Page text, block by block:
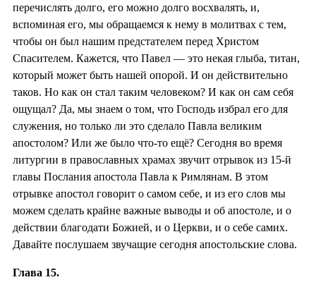
перечислять долго, его можно долго восхвалять, и,
вспоминая его, мы обращаемся к нему в молитвах с тем,
чтобы он был нашим предстателем перед Христом
Спасителем. Кажется, что Павел — это некая глыба, титан,
который может быть нашей опорой. И он действительно
таков. Но как он стал таким человеком? И как он сам себя
ощущал? Да, мы знаем о том, что Господь избрал его для
служения, но только ли это сделало Павла великим
апостолом? Или же было что-то ещё? Сегодня во время
литургии в православных храмах звучит отрывок из 15-й
главы Послания апостола Павла к Римлянам. В этом
отрывке апостол говорит о самом себе, и из его слов мы
можем сделать крайне важные выводы и об апостоле, и о
действии благодати Божией, и о Церкви, и о себе самих.
Давайте послушаем звучащие сегодня апостольские слова.
Глава 15.